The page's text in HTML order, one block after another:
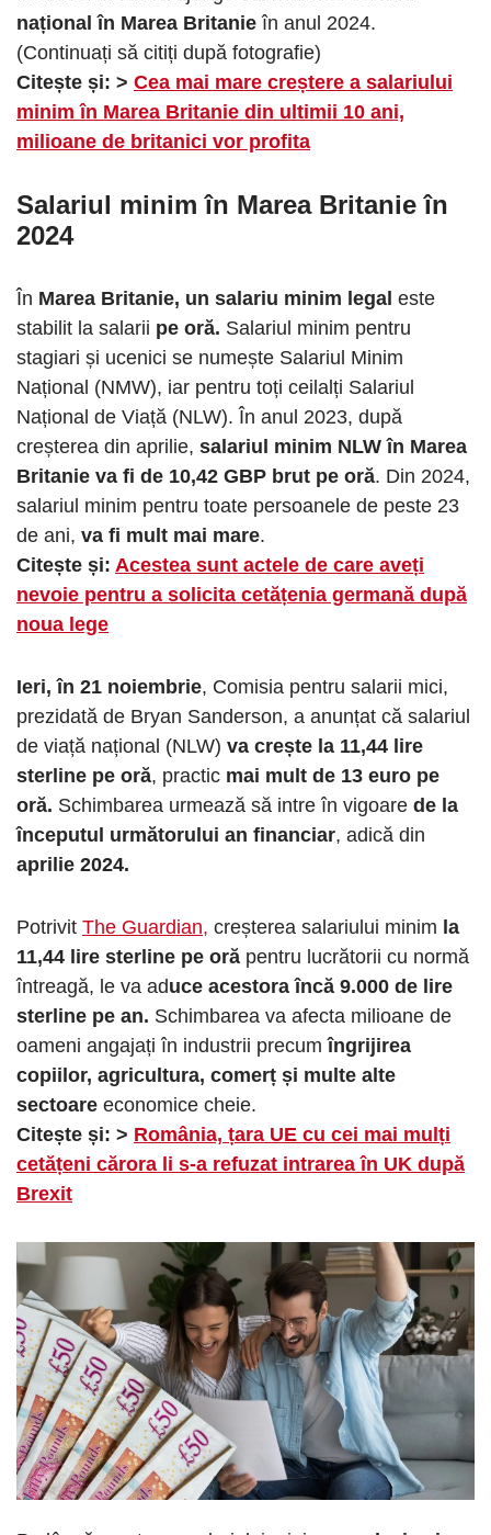
național în Marea Britanieîn anul 2024.
(Continuați să citiți după fotografie)
Citește și: > Cea mai mare creștere a salariului
minim în Marea Britanie din ultimii 10 ani,
milioane de britanici vor profita
Salariul minim în Marea Britanie în
2024
În Marea Britanie, un salariu minim legal este
stabilit la salarii pe oră. Salariul minim pentru
stagiari și ucenici se numește Salariul Minim
Național (NMW), iar pentru toți ceilalți Salariul
Național de Viață (NLW). În anul 2023, după
creșterea din aprilie, salariul minim NLW în Marea
Britanie va fi de 10,42 GBP brut pe oră. Din 2024,
salariul minim pentru toate persoanele de peste 23
de ani, va fi mult mai mare.
Citește și: Acestea sunt actele de care aveți
nevoie pentru a solicita cetățenia germană după
noua lege
Ieri, în 21 noiembrie, Comisia pentru salarii mici,
prezidată de Bryan Sanderson, a anunțat că salariul
de viață național (NLW) va crește la 11,44 lire
sterline pe oră, practic mai mult de 13 euro pe
oră. Schimbarea urmează să intre în vigoare de la
începutul următorului an financiar, adică din
aprilie 2024.
Potrivit The Guardian, creșterea salariului minim la
11,44 lire sterline pe oră pentru lucrătorii cu normă
întreagă, le va aduce acestora încă 9.000 de lire
sterline pe an. Schimbarea va afecta milioane de
oameni angajați în industrii precum îngrijirea
copiilor, agricultura, comerț și multe alte
sectoare economice cheie.
Citește și: > România, țara UE cu cei mai mulți
cetățeni cărora li s-a refuzat intrarea în UK după
Brexit